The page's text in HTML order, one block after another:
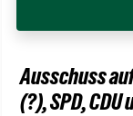
Ausschuss
(?), SPD, CDU